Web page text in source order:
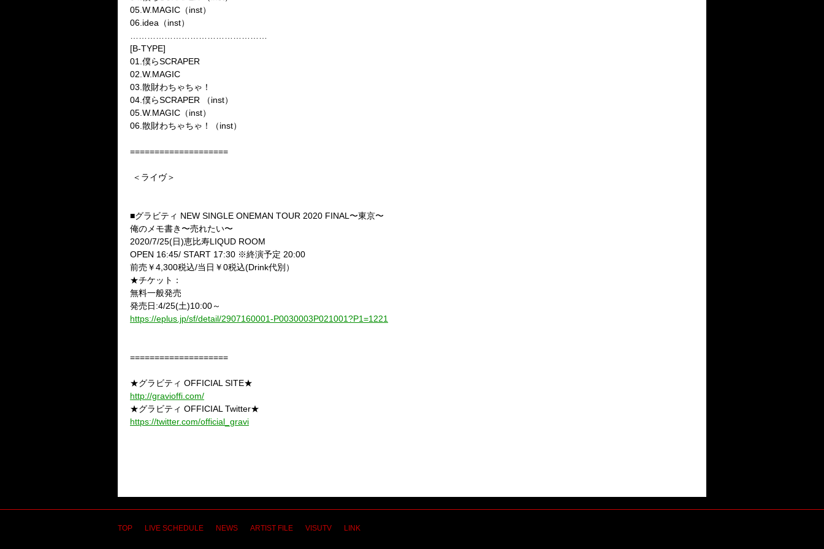
05.W.MAGIC（inst）
06.idea（inst）
[B-TYPE]
01.僕らSCRAPER
02.W.MAGIC
03. 散財わちゃちゃ！
04.僕らSCRAPER （inst）
05.W.MAGIC（inst）
06. 散財わちゃちゃ！ （inst）
====================
＜ライヴ＞
■グラビティ NEW SINGLE ONEMAN TOUR 2020 FINAL〜東京〜
俺のメモ書き〜売れたい〜
2020/7/25(日)恵比寿LIQUD ROOM
OPEN 16:45/ START 17:30 ※終演予定 20:00
前売￥4,300税込/当日￥0税込(Drink代別）
★チケット：
無料一般発売
発売日:4/25(土)10:00～
https://eplus.jp/sf/detail/2907160001-P0030003P021001?P1=1221
====================
★グラビティ OFFICIAL SITE★
http://gravioffi.com/
★グラビティ OFFICIAL Twitter★
https://twitter.com/official_gravi
TOP LIVE SCHEDULE NEWS ARTIST FILE VISUTV LINK